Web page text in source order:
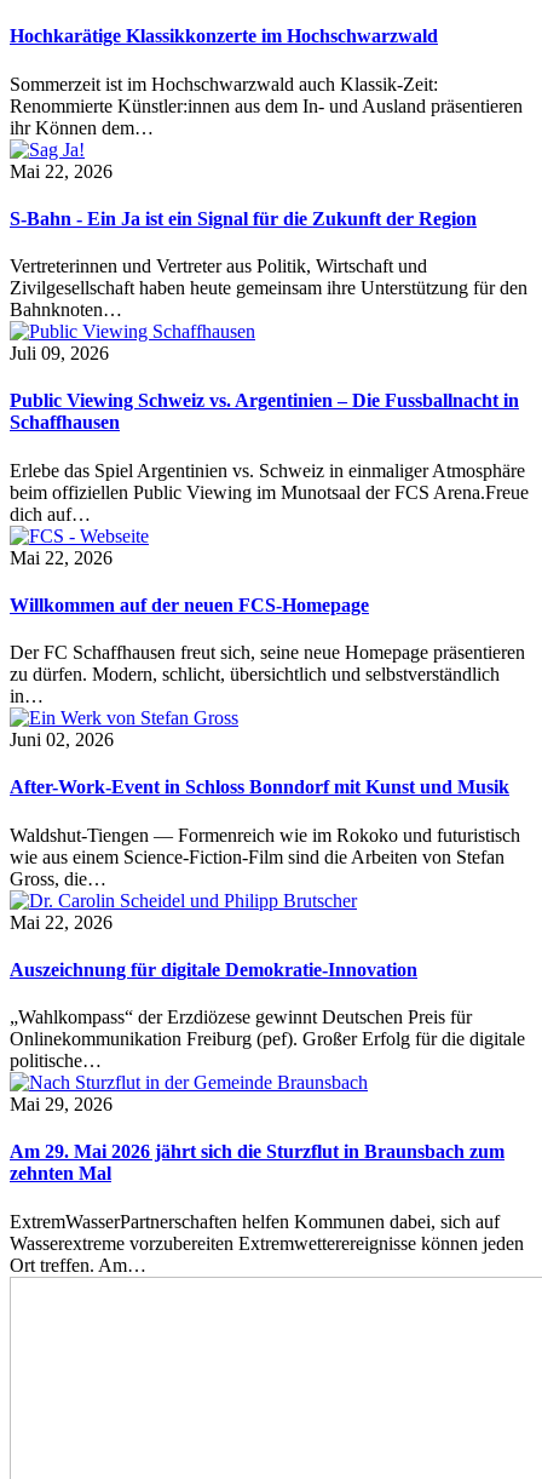
Hochkarätige Klassikkonzerte im Hochschwarzwald
Sommerzeit ist im Hochschwarzwald auch Klassik-Zeit:
Renommierte Künstler:innen aus dem In- und Ausland präsentieren
ihr Können dem…
Mai 22, 2026
S-Bahn - Ein Ja ist ein Signal für die Zukunft der Region
Vertreterinnen und Vertreter aus Politik, Wirtschaft und
Zivilgesellschaft haben heute gemeinsam ihre Unterstützung für den
Bahnknoten…
Juli 09, 2026
Public Viewing Schweiz vs. Argentinien – Die Fussballnacht in
Schaffhausen
Erlebe das Spiel Argentinien vs. Schweiz in einmaliger Atmosphäre
beim offiziellen Public Viewing im Munotsaal der FCS Arena.Freue
dich auf…
Mai 22, 2026
Willkommen auf der neuen FCS-Homepage
Der FC Schaffhausen freut sich, seine neue Homepage präsentieren
zu dürfen. Modern, schlicht, übersichtlich und selbstverständlich
in…
Juni 02, 2026
After-Work-Event in Schloss Bonndorf mit Kunst und Musik
Waldshut-Tiengen — Formenreich wie im Rokoko und futuristisch
wie aus einem Science-Fiction-Film sind die Arbeiten von Stefan
Gross, die…
Mai 22, 2026
Auszeichnung für digitale Demokratie-Innovation
„Wahlkompass“ der Erzdiözese gewinnt Deutschen Preis für
Onlinekommunikation Freiburg (pef). Großer Erfolg für die digitale
politische…
Mai 29, 2026
Am 29. Mai 2026 jährt sich die Sturzflut in Braunsbach zum
zehnten Mal
ExtremWasserPartnerschaften helfen Kommunen dabei, sich auf
Wasserextreme vorzubereiten Extremwetterereignisse können jeden
Ort treffen. Am…